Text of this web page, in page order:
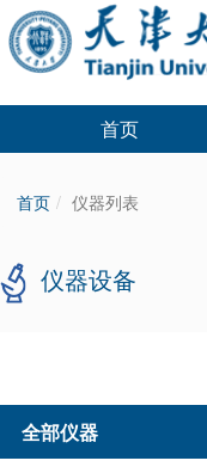
首页
首页 仪器列表
仪器设备
全部仪器